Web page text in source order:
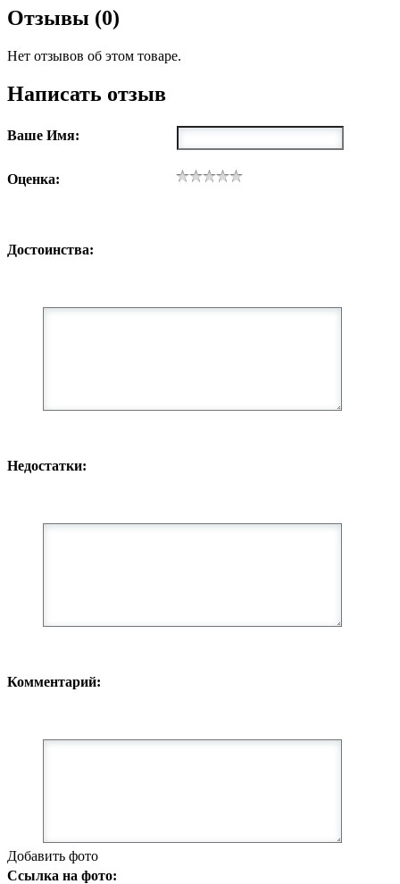
Отзывы (0)
Нет отзывов об этом товаре.
Написать отзыв
Ваше Имя:
Оценка:
Достоинства:
Недостатки:
Комментарий:
Добавить фото
Ссылка на фото: